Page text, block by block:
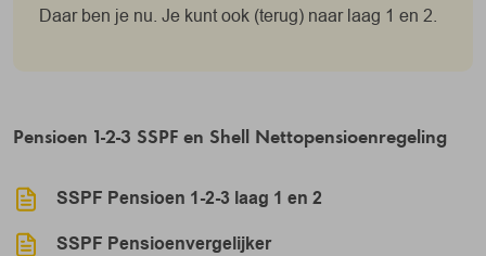
Daar ben je nu. Je kunt ook (terug) naar laag 1 en 2.
Pensioen 1-2-3 SSPF en Shell Nettopensioenregeling
SSPF Pensioen 1-2-3 laag 1 en 2
SSPF Pensioenvergelijker